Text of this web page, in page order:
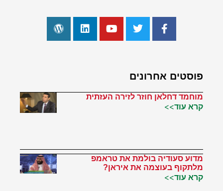
פוסטים אחרונים
מוחמד דחלאן חוזר לזירה העזתית
קרא עוד>>
מדוע סעודיה בולמת את טראמפ
מלתקוף בעוצמה את איראן?
קרא עוד>>